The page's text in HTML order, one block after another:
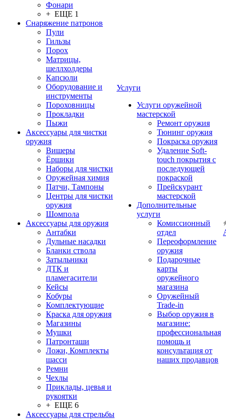
Фонари
+ ЕЩЕ 1
Снаряжение патронов
Пули
Гильзы
Порох
Матрицы,
шеллхолдеры
Капсюли
Оборудование и
инструменты
Пороховницы
Прокладки
Пыжи
Аксессуары для чистки
оружия
Вишеры
Ёршики
Наборы для чистки
Оружейная химия
Патчи, Тампоны
Центры для чистки
оружия
Шомпола
Аксессуары для оружия
Антабки
Дульные насадки
Бланки ствола
Затыльники
ДТК и
пламегасители
Кейсы
Кобуры
Комплектующие
Краска для оружия
Магазины
Мушки
Патронташи
Ложи, Комплекты
шасси
Ремни
Чехлы
Приклады, цевья и
рукоятки
+ ЕЩЕ 6
Аксессуары для стрельбы
Услуги
Услуги оружейной
мастерской
Ремонт оружия
Тюнинг оружия
Покраска оружия
Удаление Soft-
touch покрытия с
последующей
покраской
Прейскурант
мастерской
Дополнительные
услуги
Комиссионный
отдел
Переоформление
оружия
Подарочные
карты
оружейного
магазина
Оружейный
Trade-in
Выбор оружия в
магазине:
профессиональная
помощь и
консультация от
наших продавцов